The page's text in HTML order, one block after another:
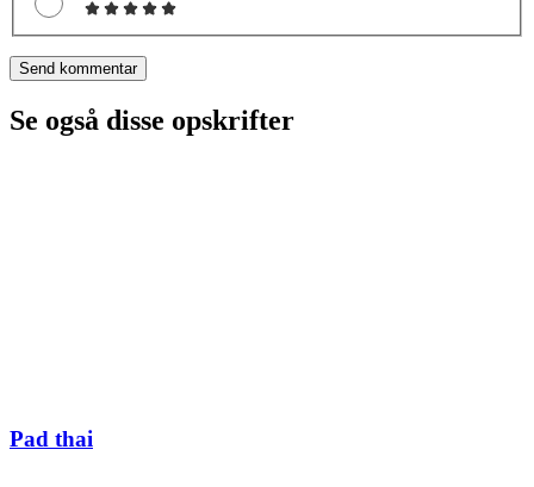
Se også disse opskrifter
Pad thai